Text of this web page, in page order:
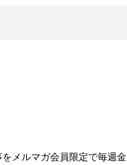
生まれ。世帯年収300万円台
メルマガ会員限定で毎週金